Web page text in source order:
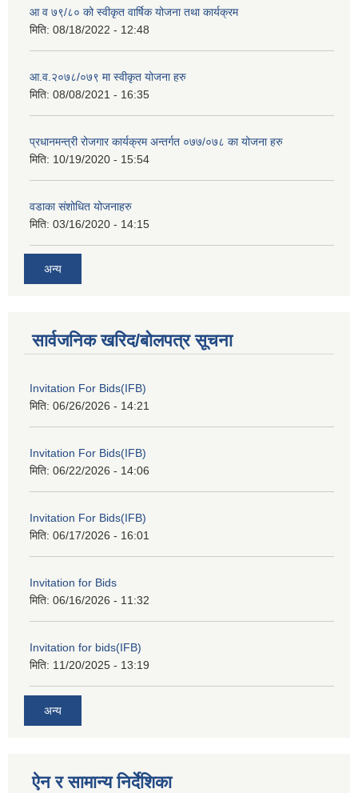
आ व ७९/८० को स्वीकृत वार्षिक योजना तथा कार्यक्रम
मिति: 08/18/2022 - 12:48
आ.व.२०७८/०७९ मा स्वीकृत योजना हरु
मिति: 08/08/2021 - 16:35
प्रधानमन्त्री रोजगार कार्यक्रम अन्तर्गत ०७७/०७८ का योजना हरु
मिति: 10/19/2020 - 15:54
वडाका संशोधित योजनाहरु
मिति: 03/16/2020 - 14:15
अन्य
सार्वजनिक खरिद/बोलपत्र सूचना
Invitation For Bids(IFB)
मिति: 06/26/2026 - 14:21
Invitation For Bids(IFB)
मिति: 06/22/2026 - 14:06
Invitation For Bids(IFB)
मिति: 06/17/2026 - 16:01
Invitation for Bids
मिति: 06/16/2026 - 11:32
Invitation for bids(IFB)
मिति: 11/20/2025 - 13:19
अन्य
ऐन र सामान्य निर्देशिका